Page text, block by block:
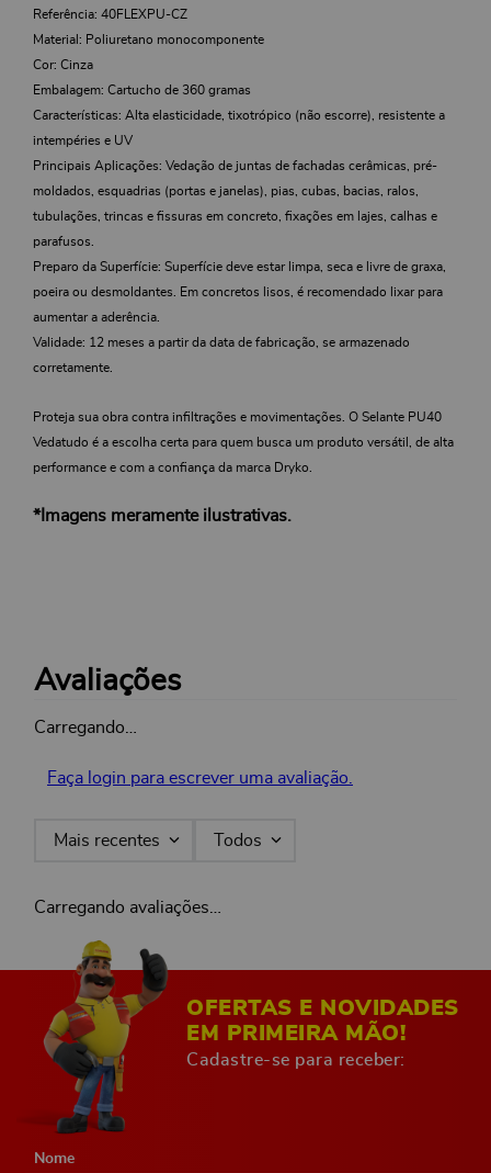
Referência: 40FLEXPU-CZ
Material: Poliuretano monocomponente
Cor: Cinza
Embalagem: Cartucho de 360 gramas
Características: Alta elasticidade, tixotrópico (não escorre), resistente a
intempéries e UV
Principais Aplicações: Vedação de juntas de fachadas cerâmicas, pré-
moldados, esquadrias (portas e janelas), pias, cubas, bacias, ralos,
tubulações, trincas e fissuras em concreto, fixações em lajes, calhas e
parafusos.
Preparo da Superfície: Superfície deve estar limpa, seca e livre de graxa,
poeira ou desmoldantes. Em concretos lisos, é recomendado lixar para
aumentar a aderência.
Validade: 12 meses a partir da data de fabricação, se armazenado
corretamente.
Proteja sua obra contra infiltrações e movimentações. O Selante PU40
Vedatudo é a escolha certa para quem busca um produto versátil, de alta
performance e com a confiança da marca Dryko.
*Imagens meramente ilustrativas.
Avaliações
Carregando…
Faça login para escrever uma avaliação.
Mais recentes Todos
Carregando avaliações…
OFERTAS E NOVIDADES
EM PRIMEIRA MÃO!
Cadastre-se para receber:
Nome